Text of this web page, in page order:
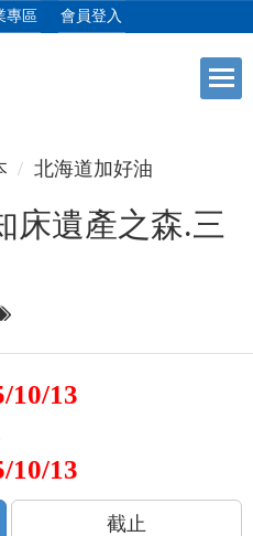
專區 會員登入
+
北海道加好油
床遺產之森.三
10/13
10/13
截止